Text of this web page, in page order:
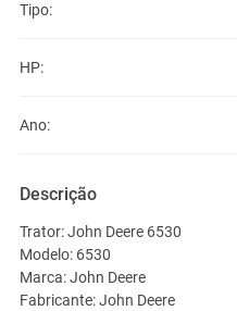
Tipo:
HP:
Ano:
Descrição
Trator: John Deere 6530
Modelo: 6530
Marca: John Deere
Fabricante: John Deere